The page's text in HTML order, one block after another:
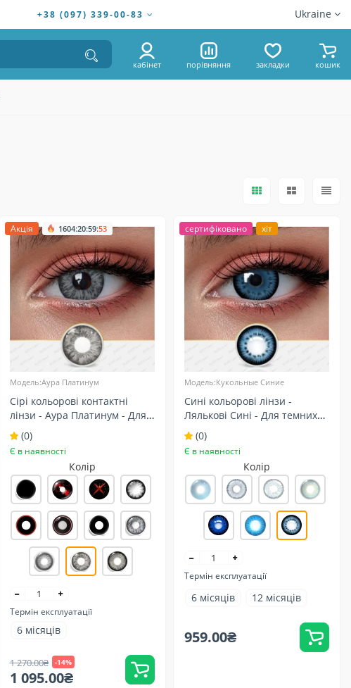
+38 (097) 339-00-83 Ukraine
кабінет порівняння закладки кошик
Акція 1604:20:59:51
Модель:Аура Платинум
Сірі кольорові контактні
лінзи - Аура Платинум - Для
темних та світлих очей -
Натуральні
(0)
Є в наявності
Колір
Термін експлуатації
6 місяців
1 270.00₴ -14%
1 095.00₴
сертифіковано хіт
Модель:Кукольные Синие
Сині кольорові лінзи -
Лялькові Сині - Для темних
очей - Натуральні
(0)
Є в наявності
Колір
Термін експлуатації
6 місяців 12 місяців
959.00₴